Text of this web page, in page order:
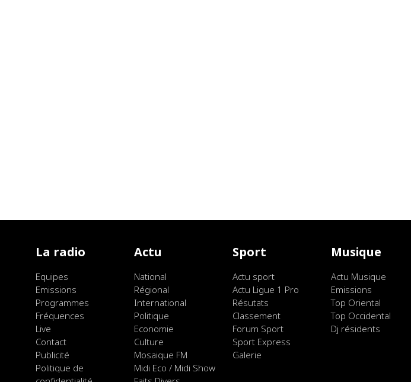
La radio
Equipes
Emissions
Programmes
Fréquences
Live
Contact
Publicité
Politique de
Actu
National
Régional
International
Politique
Economie
Culture
Mosaique FM
Midi Eco / Midi Show
Sport
Actu sport
Actu Ligue 1 Pro
Résutats
Classement
Forum Sport
Sport Express
Galerie
Musique
Actu Musique
Emissions
Top Oriental
Top Occidental
Dj résidents